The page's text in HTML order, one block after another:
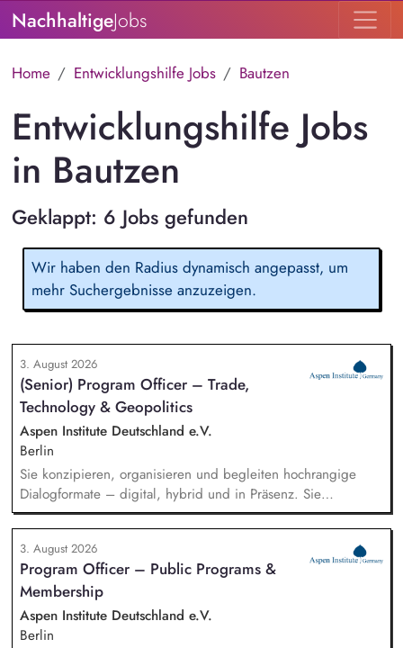
NachhaltigeJobs
Home Entwicklungshilfe Jobs Bautzen
Entwicklungshilfe Jobs
in Bautzen
Geklappt: 6 Jobs gefunden
Wir haben den Radius dynamisch angepasst, um
mehr Suchergebnisse anzuzeigen.
3. August 2026
(Senior) Program Officer – Trade,
Technology & Geopolitics
Aspen Institute Deutschland e.V.
Berlin
Sie konzipieren, organisieren und begleiten hochrangige
Dialogformate – digital, hybrid und in Präsenz. Sie
identifizieren aktuelle Entwicklungen in den Bereichen
Handel, Technologie, Geopolitik und wirtschaftliche
Sicherheit und bereiten diese für Veranstaltungen,
Hintergrundgespräche, Publikationen und politische
Diskussionen auf. Sie identifizieren und gewinnen
Referent*innen sowie Diskussionspartner aus Politik,
Wirtschaft, Wissenschaft und Zivilgesellschaft.
3. August 2026
Program Officer – Public Programs &
Membership
Aspen Institute Deutschland e.V.
Berlin